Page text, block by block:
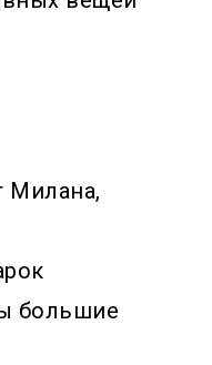
Милана,
большие